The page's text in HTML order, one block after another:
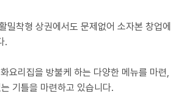
밀착형 상권에서도 문제없어 소자본 창업에
.
요리집을 방불케 하는 다양한 메뉴를 마련,
기틀을 마련하고 있습니다.